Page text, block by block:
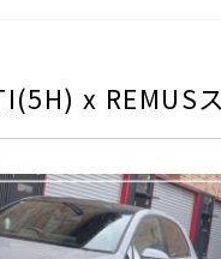
x REMUS